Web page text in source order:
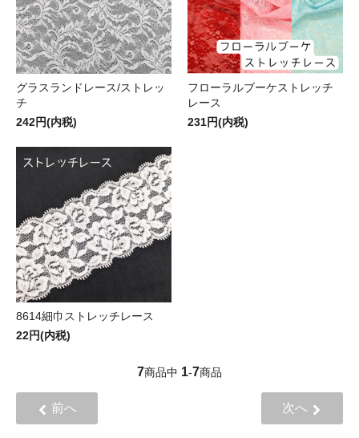
グラスランドレース/ストレッ
チ
242円(内税)
フローラルブーケストレッチ
レース
231円(内税)
8614細巾ストレッチレース
22円(内税)
7商品中 1-7商品
前へ 次へ